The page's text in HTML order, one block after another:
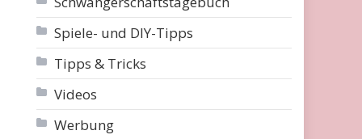
Spiele- und DIY-Tipps
Tipps & Tricks
Videos
Werbung